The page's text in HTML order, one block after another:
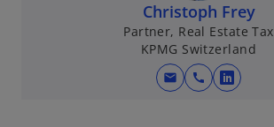
Christoph Frey
Partner, Real Estate Tax
KPMG Switzerland
mail call
w